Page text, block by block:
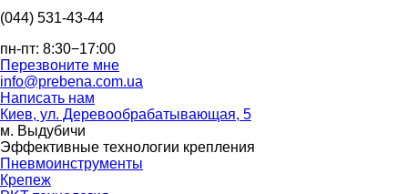
(044) 531-43-44
пн-пт: 8:30−17:00
Перезвоните мне
info@prebena.com.ua
Написать нам
Киев, ул. Деревообрабатывающая, 5
м. Выдубичи
Эффективные технологии крепления
Пневмоинструменты
Крепеж